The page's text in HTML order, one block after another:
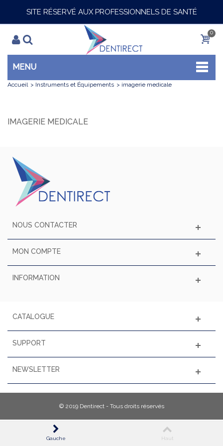
SITE RÉSERVÉ AUX PROFESSIONNELS DE SANTÉ
0
MENU
Accueil > Instruments et Équipements > imagerie medicale
IMAGERIE MEDICALE
NOUS CONTACTER
MON COMPTE
INFORMATION
CATALOGUE
SUPPORT
NEWSLETTER
© 2019 Dentirect - Tous droits réservés
Gauche Haut